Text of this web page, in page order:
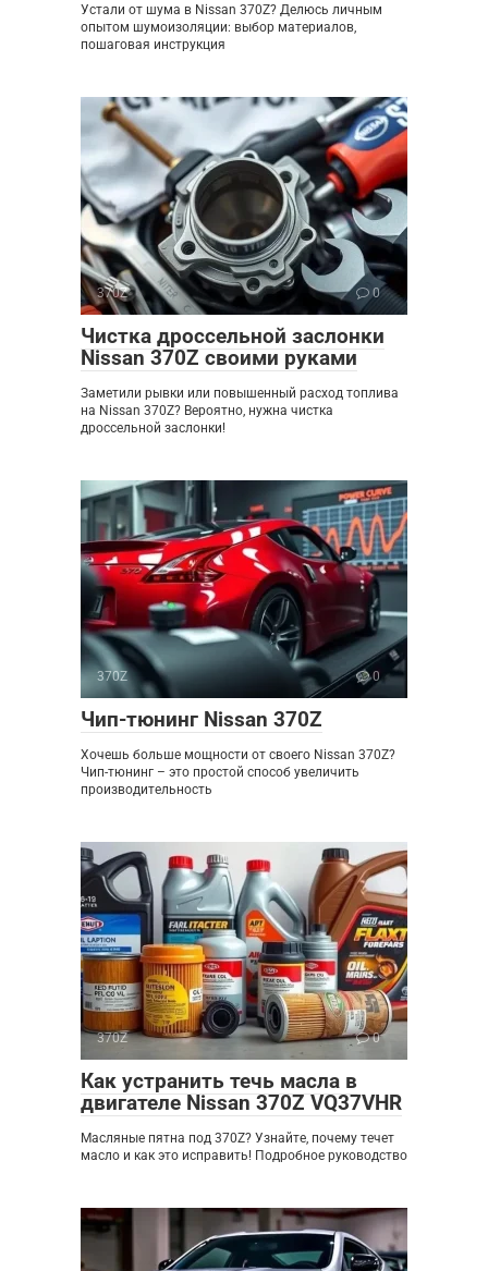
Устали от шума в Nissan 370Z? Делюсь личным
опытом шумоизоляции: выбор материалов,
пошаговая инструкция
370Z 0
Чистка дроссельной заслонки
Nissan 370Z своими руками
Заметили рывки или повышенный расход топлива
на Nissan 370Z? Вероятно, нужна чистка
дроссельной заслонки!
370Z 0
Чип-тюнинг Nissan 370Z
Хочешь больше мощности от своего Nissan 370Z?
Чип-тюнинг – это простой способ увеличить
производительность
370Z 0
Как устранить течь масла в
двигателе Nissan 370Z VQ37VHR
Масляные пятна под 370Z? Узнайте, почему течет
масло и как это исправить! Подробное руководство